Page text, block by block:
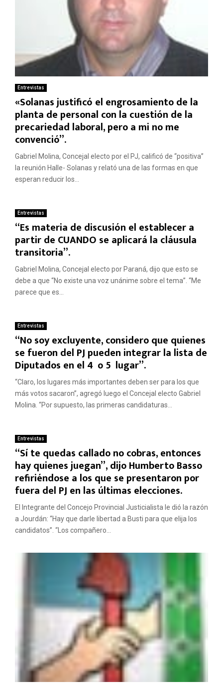
Entrevistas
«Solanas justificó el engrosamiento de la
planta de personal con la cuestión de la
precariedad laboral, pero a mi no me
convenció”.
Gabriel Molina, Concejal electo por el PJ, calificó de “positiva”
la reunión Halle- Solanas y relató una de las formas en que
esperan reducir los...
Entrevistas
“Es materia de discusión el establecer a
partir de CUANDO se aplicará la cláusula
transitoria”.
Gabriel Molina, Concejal electo por Paraná, dijo que esto se
debe a que “No existe una voz unánime sobre el tema”. “Me
parece que es...
Entrevistas
“No soy excluyente, considero que quienes
se fueron del PJ pueden integrar la lista de
Diputados en el 4º o 5º lugar”.
“Claro, los lugares más importantes deben ser para los que
más votos sacaron”, agregó luego el Concejal electo Gabriel
Molina. “Por supuesto, las primeras candidaturas...
Entrevistas
“Sí te quedas callado no cobras, entonces
hay quienes juegan”, dijo Humberto Basso
refiriéndose a los que se presentaron por
fuera del PJ en las últimas elecciones.
El Integrante del Concejo Provincial Justicialista le dió la razón
a Jourdán: “Hay que darle libertad a Busti para que elija los
candidatos”. “Los compañero...